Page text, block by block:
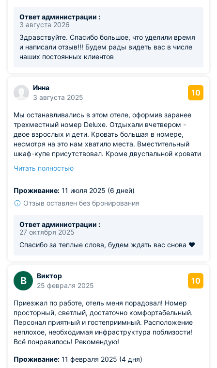
Ответ администрации :
3 августа 2026
Здравствуйте. Спасибо большое, что уделили время
и написали отзыв!!! Будем рады видеть вас в числе
наших постоянных клиентов
Инна
3 августа 2025
10
Мы останавливались в этом отеле, оформив заранее
трехместный номер Deluxe. Отдыхали вчетвером -
двое взрослых и дети. Кровать большая в номере,
несмотря на это нам хватило места. Вместительный
шкаф-купе присутствовал. Кроме двуспальной кровати
убирали регулярно, да и в целом было свежо и
Читать полностью
Проживание: 11 июля 2025 (6 дней)
Отзыв оставлен без бронирования
Ответ администрации :
27 октября 2025
Спасибо за теплые слова, будем ждать вас снова ❤
В
Виктор
25 февраля 2025
10
Приезжал по работе, отель меня порадовал! Номер
просторный, светлый, достаточно комфортабельный.
Персонал приятный и гостеприимный. Расположение
неплохое, необходимая инфраструктура поблизости!
Всё понравилось! Рекомендую!
Проживание: 11 февраля 2025 (4 дня)